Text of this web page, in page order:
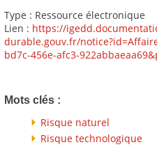
Type : Ressource électronique
Lien : https://
durable.gouv.fr/
bd7c-456e-afc3-
Mots clés :
Risque naturel
Risque technologique